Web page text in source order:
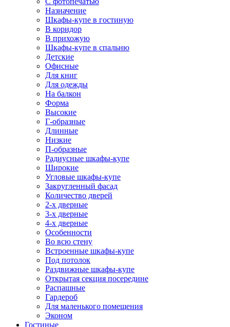
Назначение
Шкафы-купе в гостиную
В коридор
В прихожую
Шкафы-купе в спальню
Детские
Офисные
Для книг
Для одежды
На балкон
Форма
Высокие
Г-образные
Длинные
Низкие
П-образные
Радиусные шкафы-купе
Широкие
Угловые шкафы-купе
Закругленный фасад
Количество дверей
2-х дверные
3-х дверные
4-х дверные
Особенности
Во всю стену
Встроенные шкафы-купе
Под потолок
Раздвижные шкафы-купе
Открытая секция посередине
Распашные
Гардероб
Для маленького помещения
Эконом
Гостиные